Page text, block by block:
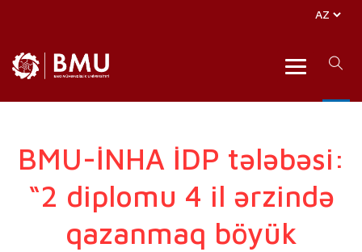
BMU-İNHA İDP tələbəsi:
“2 diplomu 4 il ərzində
qazanmaq böyük